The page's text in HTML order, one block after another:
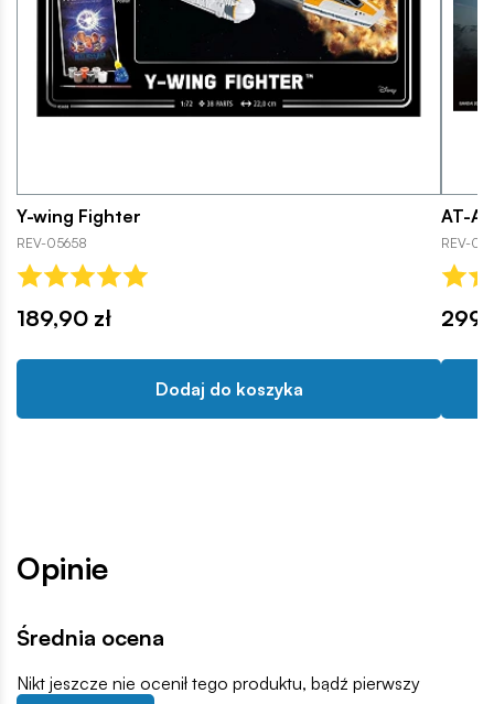
Y-wing Fighter
REV-05658
189,90 zł
Dodaj do koszyka
AT-AT
REV-
Opinie
Średnia ocena
Nikt jeszcze nie ocenił tego produktu, bądź pierwszy